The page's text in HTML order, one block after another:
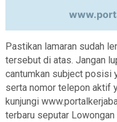
Pastikan lamaran sudah
tersebut di atas. Jangan
cantumkan subject posisi
serta nomor telepon aktif
kunjungi
terbaru seputar Lowongan